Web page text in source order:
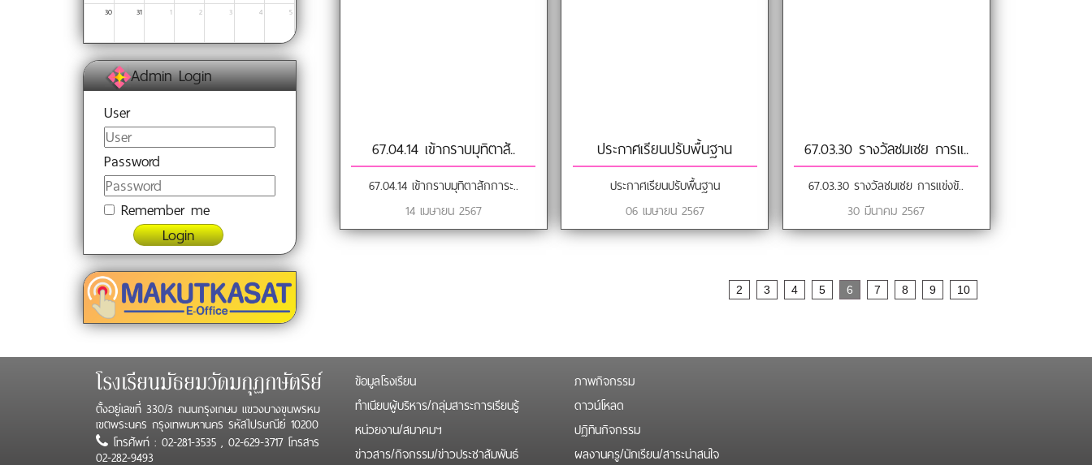
30 31 1 2 3 4 5
Admin Login
User
Password
Remember me
Login
67.04.14 เข้ากราบมุทิตาสั..
67.04.14 เข้ากราบมุทิตาสักการะ..
14 เมษายน 2567
ประกาศเรียนปรับพื้นฐาน
ประกาศเรียนปรับพื้นฐาน
06 เมษายน 2567
67.03.30 รางวัลชมเชย การแ..
67.03.30 รางวัลชมเชย การแข่งขั..
30 มีนาคม 2567
2 3 4 5 6 7 8 9 10
โรงเรียนมัธยมวัดมกุฏกษัตริย์
ตั้งอยู่เลขที่ 330/3 ถนนกรุงเกษม แขวงบางขุนพรหม
เขตพระนคร กรุงเทพมหานคร รหัสไปรษณีย์ 10200
โทรศัพท์ : 02-281-3535 , 02-629-3717 โทรสาร
02-282-9493
ข้อมูลโรงเรียน
ทำเนียบผู้บริหาร/กลุ่มสาระการเรียนรู้
หน่วยงาน/สมาคมฯ
ข่าวสาร/กิจกรรม/ข่าวประชาสัมพันธ์
ภาพกิจกรรม
ดาวน์โหลด
ปฏิทินกิจกรรม
ผลงานครู/นักเรียน/สาระน่าสนใจ